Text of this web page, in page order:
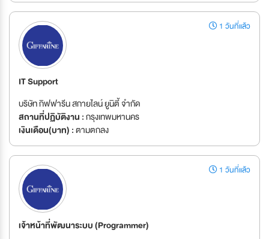
1 วันที่แล้ว
IT Support
บริษัท กิฟฟารีน สกายไลน์ ยูนิตี้ จำกัด
สถานที่ปฏิบัติงาน :กรุงเทพมหานคร
เงินเดือน(บาท) :ตามตกลง
1 วันที่แล้ว
เจ้าหน้าที่พัฒนาระบบ (Programmer)